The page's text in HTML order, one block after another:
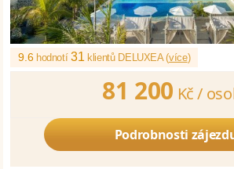
9.6 hodnotí31 klientů DELUXEA (více)
81 200 Kč /
Podrobnosti